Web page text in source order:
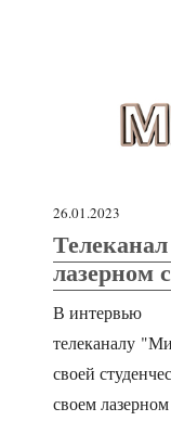
26.01.2023
лазерном
В интервью
телеканалу
своей
своем